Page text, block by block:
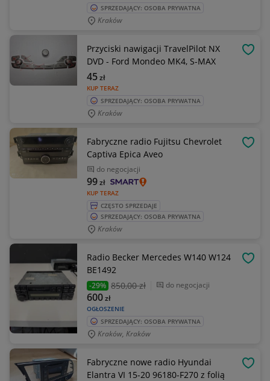
SPRZEDAJĄCY: OSOBA PRYWATNA
Kraków
Przyciski nawigacji TravelPilot NX
DVD - Ford Mondeo MK4, S-MAX
KUP TERAZ
45zł
SPRZEDAJĄCY: OSOBA PRYWATNA
Kraków
Fabryczne radio Fujitsu Chevrolet
Captiva Epica Aveo
do negocjacji
KUP TERAZ
99zł
CZĘSTO SPRZEDAJE
SPRZEDAJĄCY: OSOBA PRYWATNA
Kraków
Radio Becker Mercedes W140 W124
BE1492
-29% 850,00 zł do negocjacji
OGŁOSZENIE
600zł
SPRZEDAJĄCY: OSOBA PRYWATNA
Kraków, Kraków
Fabryczne nowe radio Hyundai
Elantra VI 15-20 96180-F270 z folią